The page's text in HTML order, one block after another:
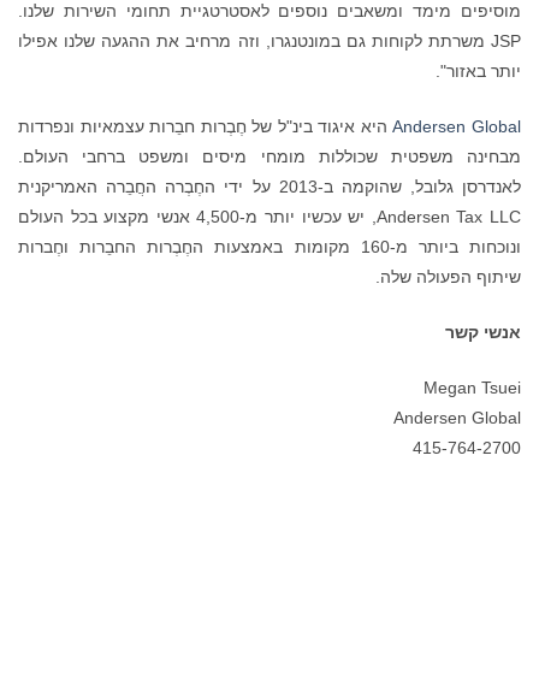
מוסיפים מימד ומשאבים נוספים לאסטרטגיית תחומי השירות שלנו.
JSP משרתת לקוחות גם במונטנגרו, וזה מרחיב את ההגעה שלנו אפילו
יותר באזור".
Andersen Globalהיא איגוד בינ"ל של חֶבְרות חבֵרות עצמאיות ונפרדות
מבחינה משפטית שכוללות מומחי מיסים ומשפט ברחבי העולם.
לאנדרסן גלובל, שהוקמה ב-2013 על ידי החֶבְרה החֲבֵרה האמריקנית
Andersen Tax LLC, יש עכשיו יותר מ-4,500 אנשי מקצוע בכל העולם
ונוכחות ביותר מ-160 מקומות באמצעות החֶבְרות החבֵרות וחֶברות
שיתוף הפעולה שלה.
אנשי קשר
Megan Tsuei
Andersen Global
415-764-2700